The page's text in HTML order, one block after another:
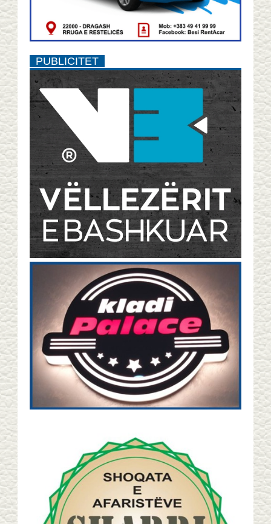
PUBLICITET